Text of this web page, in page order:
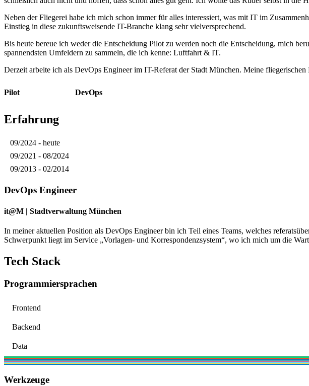
Neben der Fliegerei habe ich mich schon immer für alles interessiert, was mit IT im
Einstieg in diese zukunftsweisende IT-Branche klang sehr vielversprechend.
Bis heute bereue ich weder die Entscheidung Pilot zu werden noch die Entscheidung, mich
spannendsten Umfeldern zu sammeln, die ich kenne: Luftfahrt & IT.
Derzeit arbeite ich als DevOps Engineer im IT-Referat der Stadt München. Meine
Pilot DevOps
Erfahrung
09/2024 - heute
09/2021 - 08/2024
09/2013 - 02/2014
DevOps Engineer
it@M | Stadtverwaltung München
In meiner aktuellen Position als DevOps Engineer bin ich Teil eines Teams, welches
Schwerpunkt liegt im Service „Vorlagen- und Korrespondenzsystem“, wo ich mich um die
Tech Stack
Programmiersprachen
Frontend
Backend
Data
Werkzeuge